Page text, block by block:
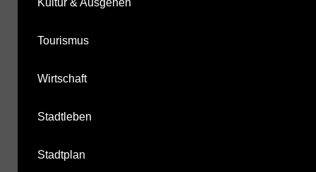
Tourismus
Wirtschaft
Stadtleben
Stadtplan